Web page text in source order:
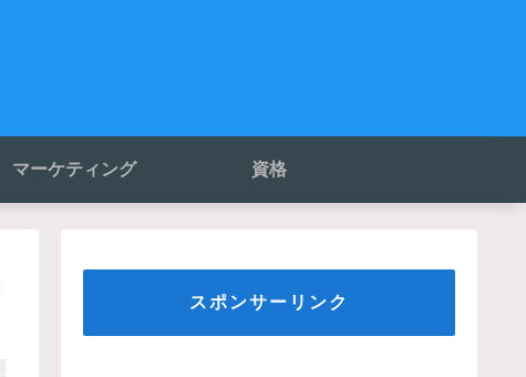
マーケティング 資格
スポンサーリンク